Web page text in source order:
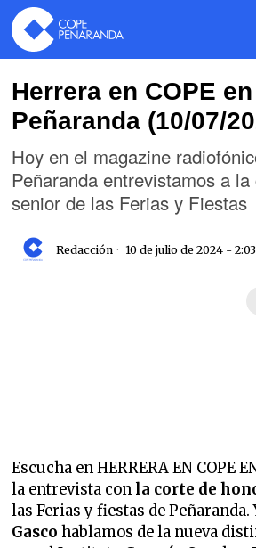
Herrera en COPE en
Peñaranda (10/07/
Hoy en el magazine
Peñaranda entrevistamos a
senior de las Ferias y Fiestas
Redacción 10 de julio de 2024 -
Escucha en HERRERA EN COPE
la entrevista con la corte de
las Ferias y fiestas de Peñaranda.
Gasco hablamos de la nueva